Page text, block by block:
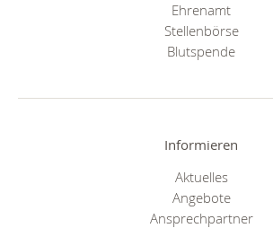
Ehrenamt
Stellenbörse
Blutspende
Informieren
Aktuelles
Angebote
Ansprechpartner